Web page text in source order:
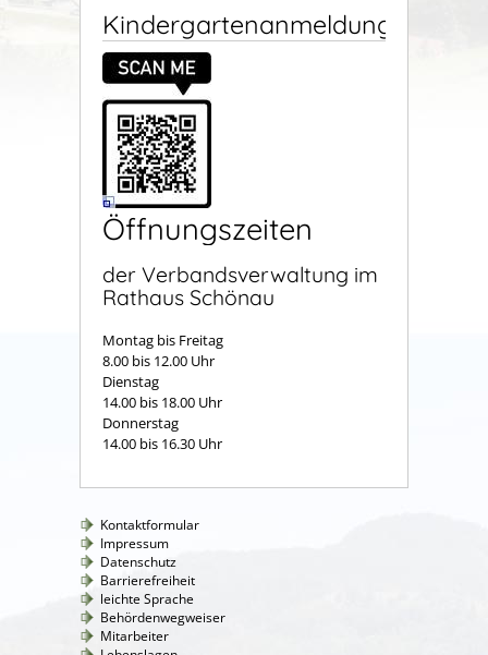
Kindergartenanmeldung
Öffnungszeiten
der Verbandsverwaltung im
Rathaus Schönau
Montag bis Freitag
8.00 bis 12.00 Uhr
Dienstag
14.00 bis 18.00 Uhr
Donnerstag
14.00 bis 16.30 Uhr
Kontaktformular
Impressum
Datenschutz
Barrierefreiheit
leichte Sprache
Behördenwegweiser
Mitarbeiter